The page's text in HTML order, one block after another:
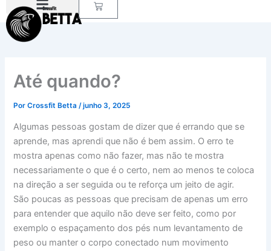
para
Carrinho
Até quando?
PorCrossfit Betta/junho 3, 2025
Algumas pessoas gostam de dizer que é errando que se
aprende, mas aprendi que não é bem assim. O erro te
mostra apenas como não fazer, mas não te mostra
necessariamente o que é o certo, nem ao menos te coloca
na direção a ser seguida ou te reforça um jeito de agir.
São poucas as pessoas que precisam de apenas um erro
para entender que aquilo não deve ser feito, como por
exemplo o espaçamento dos pés num levantamento de
peso ou manter o corpo conectado num movimento